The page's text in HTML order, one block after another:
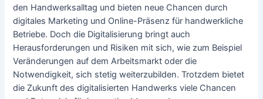
den Handwerksalltag und bieten neue Chancen durch
digitales Marketing und Online-Präsenz für handwerkliche
Betriebe. Doch die Digitalisierung bringt auch
Herausforderungen und Risiken mit sich, wie zum Beispiel
Veränderungen auf dem Arbeitsmarkt oder die
Notwendigkeit, sich stetig weiterzubilden. Trotzdem bietet
die Zukunft des digitalisierten Handwerks viele Chancen